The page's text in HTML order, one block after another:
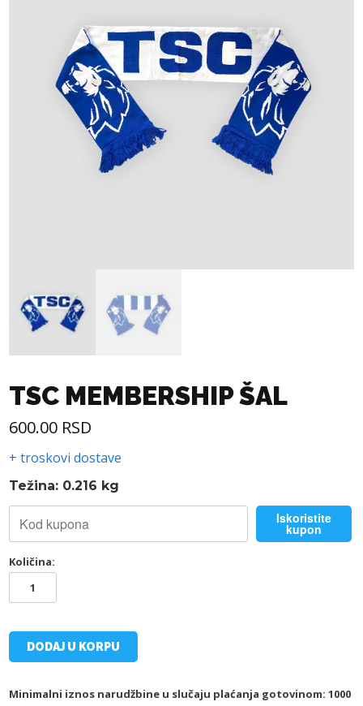
TSC MEMBERSHIP ŠAL
600.00 RSD
+ troskovi dostave
Težina: 0.216 kg
Iskoristite
kupon
Količina:
MEMBERSHIP
DODAJ U KORPU
Minimalni iznos narudžbine u slučaju plaćanja gotovinom: 1000